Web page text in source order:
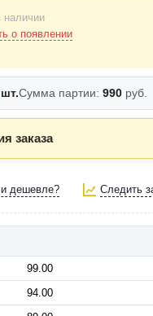
наличии
о появлении
Сумма партии: 990 руб.
заказа
дешевле? Следить
99.00
94.00